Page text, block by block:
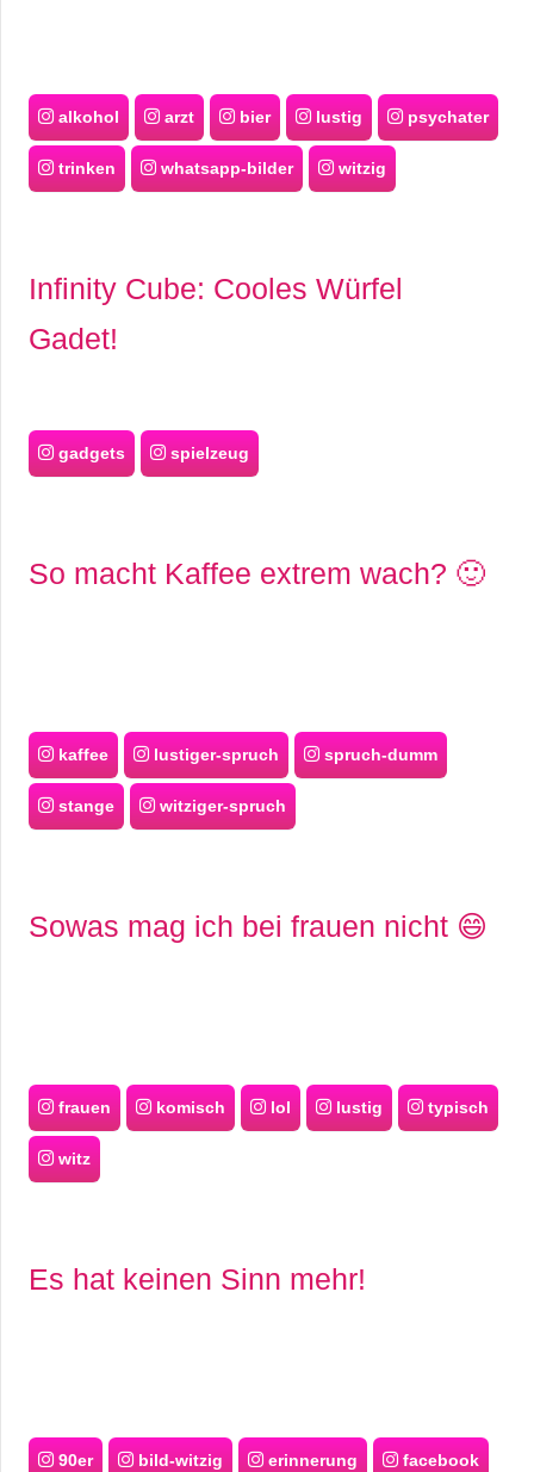
alkohol arzt bier lustig psychater
trinken whatsapp-bilder witzig
Infinity Cube: Cooles Würfel
Gadet!
gadgets spielzeug
So macht Kaffee extrem wach? 🙂
kaffee lustiger-spruch spruch-dumm
stange witziger-spruch
Sowas mag ich bei frauen nicht 😄
frauen komisch lol lustig typisch
witz
Es hat keinen Sinn mehr!
90er bild-witzig erinnerung facebook